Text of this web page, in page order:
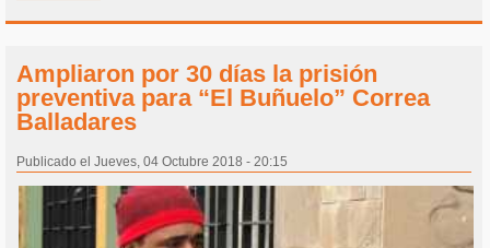
Ampliaron por 30 días la prisión
preventiva para “El Buñuelo” Correa
Balladares
Publicado el Jueves, 04 Octubre 2018 - 20:15